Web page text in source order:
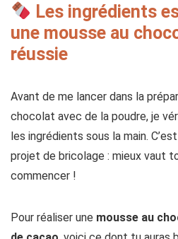
Les ingrédients
une mousse au
réussie
Avant de me lancer dans la
chocolat avec de la poudre, je
les ingrédients sous la main.
projet de bricolage : mieux vaut
commencer !
Pour réaliser une mousse au